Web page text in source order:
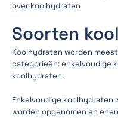
over koolhydraten
Soorten
Koolhydraten worden
categorieën: enkelvoudige
koolhydraten.
Enkelvoudige koolhydraten
worden opgenomen en